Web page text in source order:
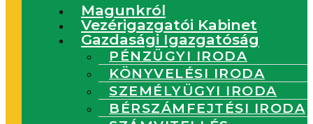
Magunkról
Vezérigazgatói Kabinet
Gazdasági Igazgatóság
PÉNZÜGYI IRODA
KÖNYVELÉSI IRODA
SZEMÉLYÜGYI IRODA
BÉRSZÁMFEJTÉSI IRODA